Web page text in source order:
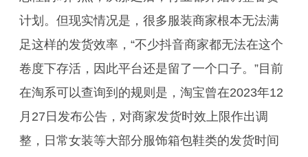
计划。但现实情况是，很多服装商家根本无法满
足这样的发货效率，“不少抖音商家都无法在这个
卷度下存活，因此平台还是留了一个口子。”目前
在淘系可以查询到的规则是，淘宝曾在2023年12
月27日发布公告，对商家发货时效上限作出调
整，日常女装等大部分服饰箱包鞋类的发货时间